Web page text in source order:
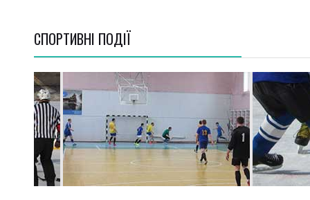
СПОРТИВНI ПОДІЇ